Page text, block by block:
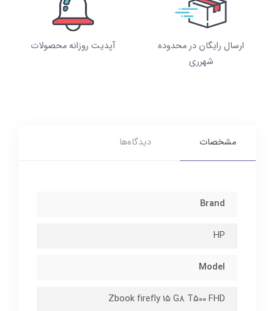
ارسال رایگان در محدوده
شهرری
آپدیت روزانه محصولات
مشخصات دیدگاه‌ها
Brand
HP
Model
Zbook firefly 15 G8 T500 FHD